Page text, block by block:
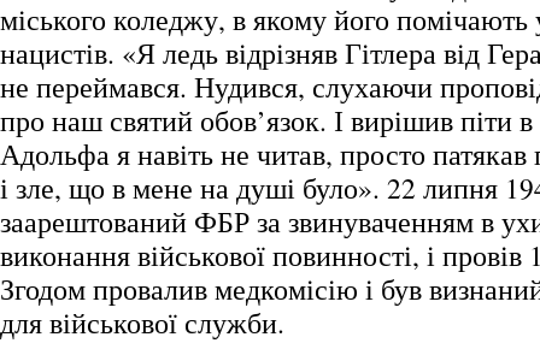
міського коледжу, в якому його помічають
нацистів. «Я ледь відрізняв Гітлера від
не переймався. Нудився, слухаючи
про наш святий обов’язок. І вирішив піти
Адольфа я навіть не читав, просто
і зле, що в мене на душі було». 22 липня
заарештований ФБР за звинуваченням в
виконання військової повинності, і провів
Згодом провалив медкомісію і був
для військової служби.